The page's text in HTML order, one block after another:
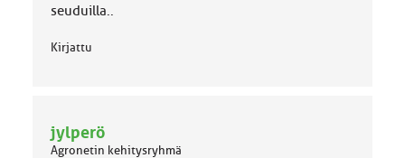
seuduilla..
Kirjattu
jylperö
Agronetin kehitysryhmä